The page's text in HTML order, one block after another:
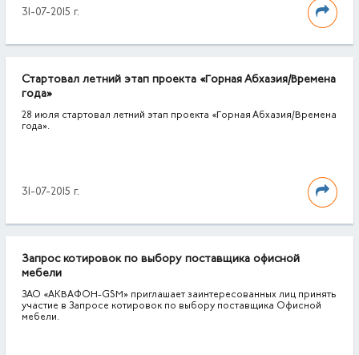
31-07-2015 г.
Стартовал летний этап проекта «Горная Абхазия/Времена
года»
28 июля стартовал летний этап проекта «Горная Абхазия/Времена
года».
31-07-2015 г.
Запрос котировок по выбору поставщика офисной
мебели
ЗАО «АКВАФОН-GSM» приглашает заинтересованных лиц принять
участие в Запросе котировок по выбору поставщика Офисной
мебели.